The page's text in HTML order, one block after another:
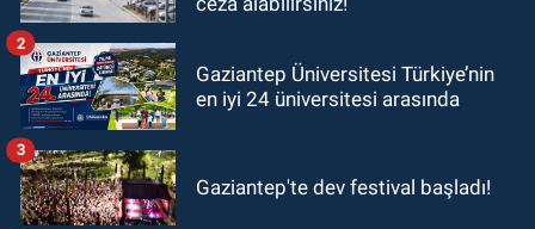
Gaziantep Üniversitesi Türkiye’nin
en iyi 24 üniversitesi arasında
2
Gaziantep'te dev festival başladı!
3